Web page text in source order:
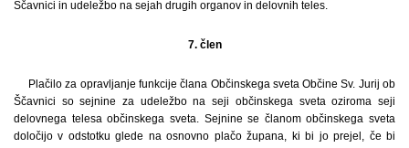
Ščavnici in udeležbo na sejah drugih organov in delovnih teles.
7. člen
Plačilo za opravljanje funkcije člana Občinskega sveta Občine Sv. Jurij ob
Ščavnici so sejnine za udeležbo na seji občinskega sveta oziroma seji
delovnega telesa občinskega sveta. Sejnine se članom občinskega sveta
določijo v odstotku glede na osnovno plačo župana, ki bi jo prejel, če bi